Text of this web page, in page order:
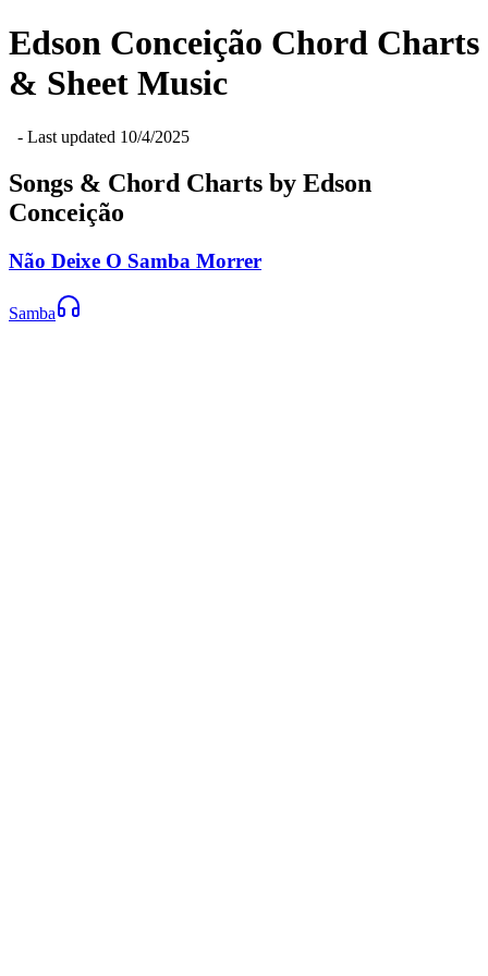
Edson Conceição Chord Charts
& Sheet Music
- Last updated 10/4/2025
Songs & Chord Charts by Edson
Conceição
Não Deixe O Samba Morrer
Samba